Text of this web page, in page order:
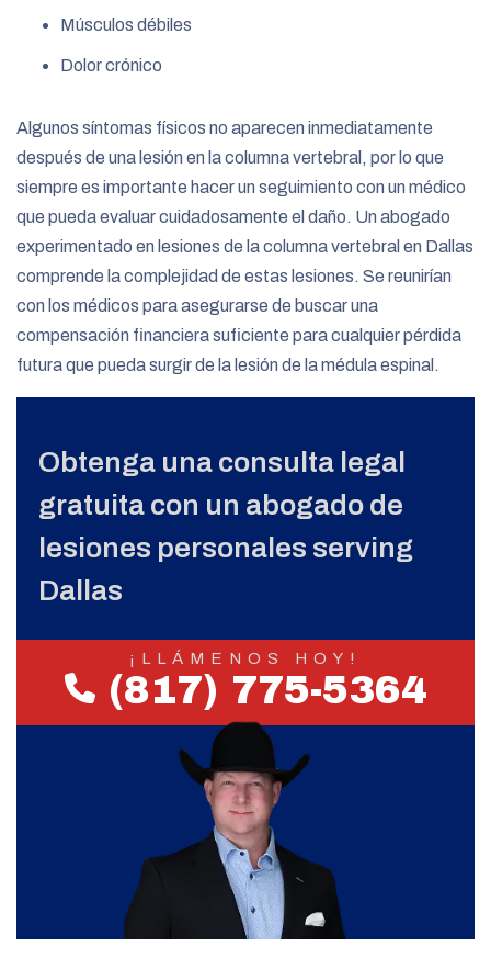
Músculos débiles
Dolor crónico
Algunos síntomas físicos no aparecen inmediatamente
después de una lesión en la columna vertebral, por lo que
siempre es importante hacer un seguimiento con un médico
que pueda evaluar cuidadosamente el daño. Un abogado
experimentado en lesiones de la columna vertebral en Dallas
comprende la complejidad de estas lesiones. Se reunirían
con los médicos para asegurarse de buscar una
compensación financiera suficiente para cualquier pérdida
futura que pueda surgir de la lesión de la médula espinal.
Obtenga una consulta legal
gratuita con un abogado de
lesiones personales serving
Dallas
¡LLÁMENOS HOY!
(817) 775-5364